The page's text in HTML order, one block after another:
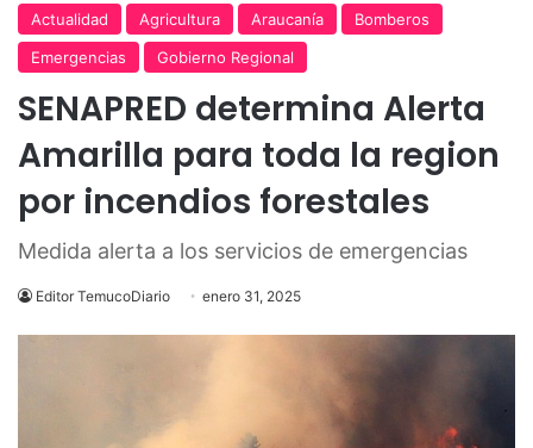
Actualidad Agricultura Araucanía
Bomberos
Emergencias
Gobierno Regional
SENAPRED determina Alerta
Amarilla para toda la region
por incendios forestales
Medida alerta a los servicios de emergencias
Editor TemucoDiario enero 31, 2025